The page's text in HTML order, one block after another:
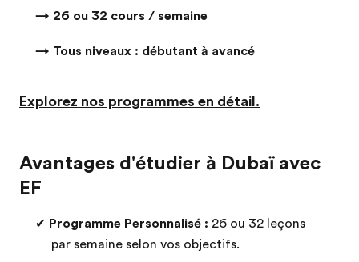
→ 26 ou 32 cours / semaine
→ Tous niveaux : débutant à avancé
Explorez nos programmes en détail.
Avantages d'étudier à Dubaï avec
EF
✔ Programme Personnalisé : 26 ou 32 leçons
par semaine selon vos objectifs.